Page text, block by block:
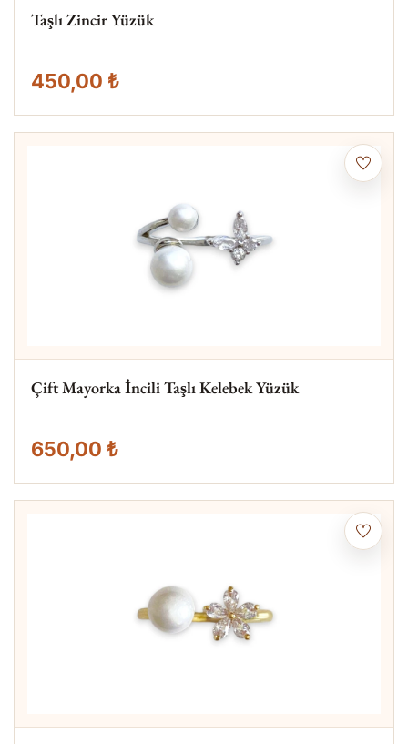
Taşlı Zincir Yüzük
450,00 ₺
Çift Mayorka İncili Taşlı Kelebek Yüzük
650,00 ₺